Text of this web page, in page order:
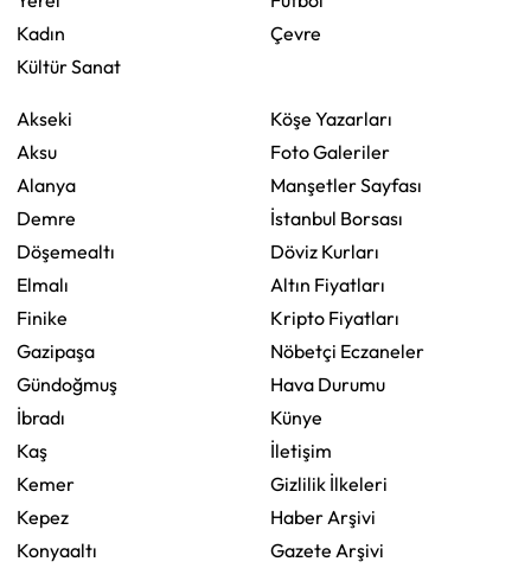
Kadın
Kültür Sanat
Çevre
Akseki
Aksu
Alanya
Demre
Döşemealtı
Elmalı
Finike
Gazipaşa
Gündoğmuş
İbradı
Kaş
Kemer
Kepez
Konyaaltı
Köşe Yazarları
Foto Galeriler
Manşetler Sayfası
İstanbul Borsası
Döviz Kurları
Altın Fiyatları
Kripto Fiyatları
Nöbetçi Eczaneler
Hava Durumu
Künye
İletişim
Gizlilik İlkeleri
Haber Arşivi
Gazete Arşivi